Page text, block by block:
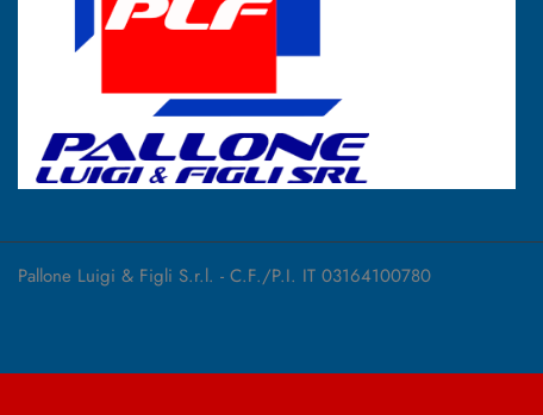
Pallone Luigi & Figli S.r.l. - C.F./P.I. IT 03164100780